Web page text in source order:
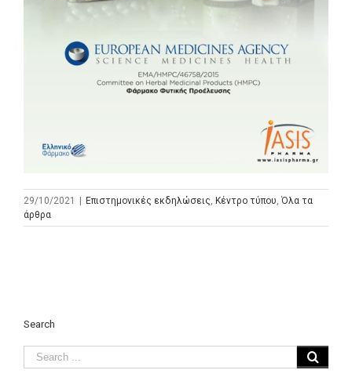
29/10/2021 Επιστημονικές εκδηλώσεις, Κέντρο τύπου, Όλα τα
άρθρα
Search